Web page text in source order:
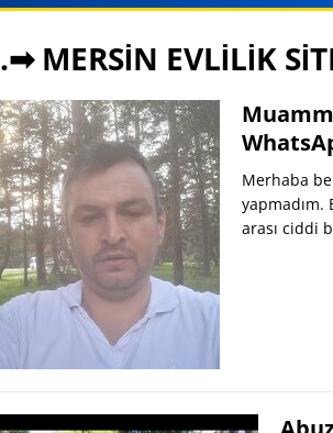
.➡ MERSİN EVLİLİK
Merhaba
yapmadım.
arası ciddi